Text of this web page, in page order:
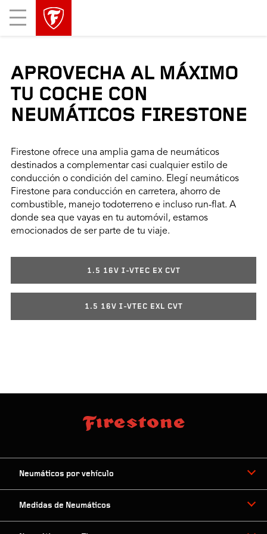
Mobile
Menu
APROVECHA AL MÁXIMO
TU COCHE CON
NEUMÁTICOS FIRESTONE
Firestone ofrece una amplia gama de neumáticos
destinados a complementar casi cualquier estilo de
conducción o condición del camino. Elegí neumáticos
Firestone para conducción en carretera, ahorro de
combustible, manejo todoterreno e incluso run-flat. A
donde sea que vayas en tu automóvil, estamos
emocionados de ser parte de tu viaje.
1.5 16V I-VTEC EX CVT
1.5 16V I-VTEC EXL CVT
Neumáticos por vehículo
Medidas de Neumáticos